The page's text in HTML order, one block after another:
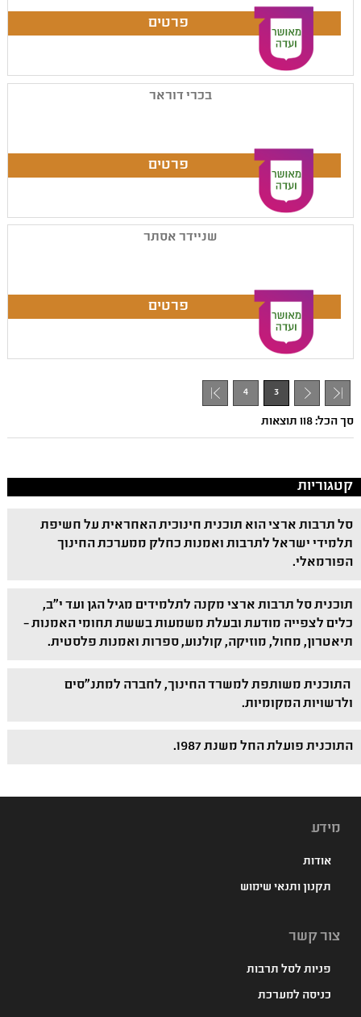
בכרי דוראר
שניידר אסתר
- 1
3
4
סך הכל: 118 תוצאות
קטגוריות
סל תרבות ארצי הוא תוכנית חינוכית האחראית על חשיפת
תלמידי ישראל לתרבות ואמנות כחלק ממערכת החינוך
הפורמאלי.
תוכנית סל תרבות ארצי מקנה לתלמידים מגיל הגן ועד י"ב,
כלים לצפייה מודעת ובעלת משמעות בששת תחומי האמנות –
תיאטרון, מחול, מוזיקה, קולנוע, ספרות ואמנות פלסטית.
התוכנית משותפת למשרד החינוך, לחברה למתנ"סים
ולרשויות המקומיות.
התוכנית פועלת החל משנת 1987.
מידע
אודות
תקנון ותנאי שימוש
צור קשר
פניות לסל תרבות
כניסה למערכת